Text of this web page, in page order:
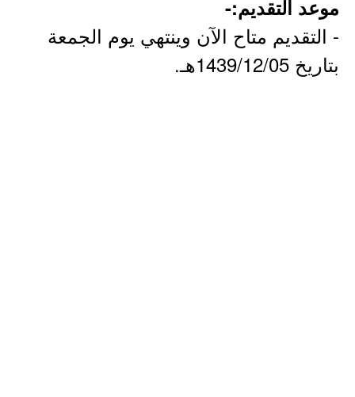
موعد التقديم:-
- التقديم متاح الآن وينتهي يوم الجمعة
بتاريخ 1439/12/05هـ.